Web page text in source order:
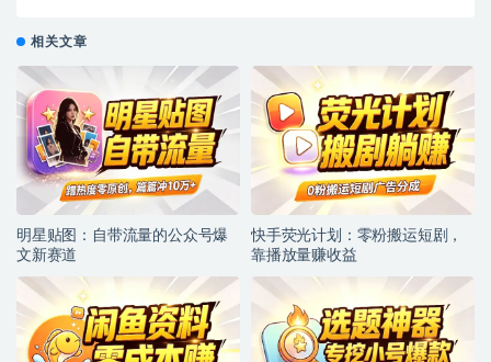
相关文章
明星贴图：自带流量的公众号爆
文新赛道
快手荧光计划：零粉搬运短剧，
靠播放量赚收益